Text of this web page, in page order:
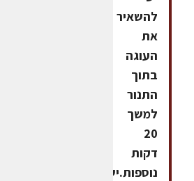
להשאיר
את
העוגה
בתוך
התנור
למשך
20
דקות
נוספות.יש